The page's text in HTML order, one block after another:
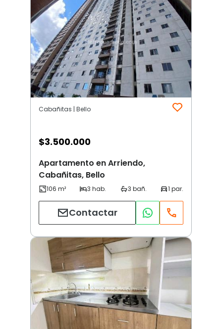
Cabañitas | Bello
$3.500.000
Apartamento en Arriendo,
Cabañitas, Bello
Contactar